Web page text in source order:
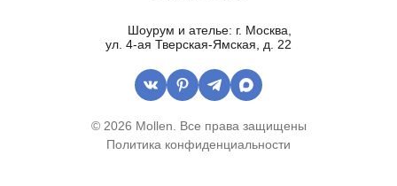
© 2026 Mollen.
Все права защищены
Политика конфиденциальности
Шоурум и ателье: г. Москва,
ул. 4-ая Тверская-Ямская, д. 22